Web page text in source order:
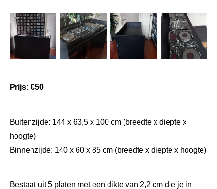
Prijs: €50
Buitenzijde: 144 x 63,5 x 100 cm (breedte x diepte x
hoogte)
Binnenzijde: 140 x 60 x 85 cm (breedte x diepte x hoogte)
Bestaat uit 5 platen met een dikte van 2,2 cm die je in